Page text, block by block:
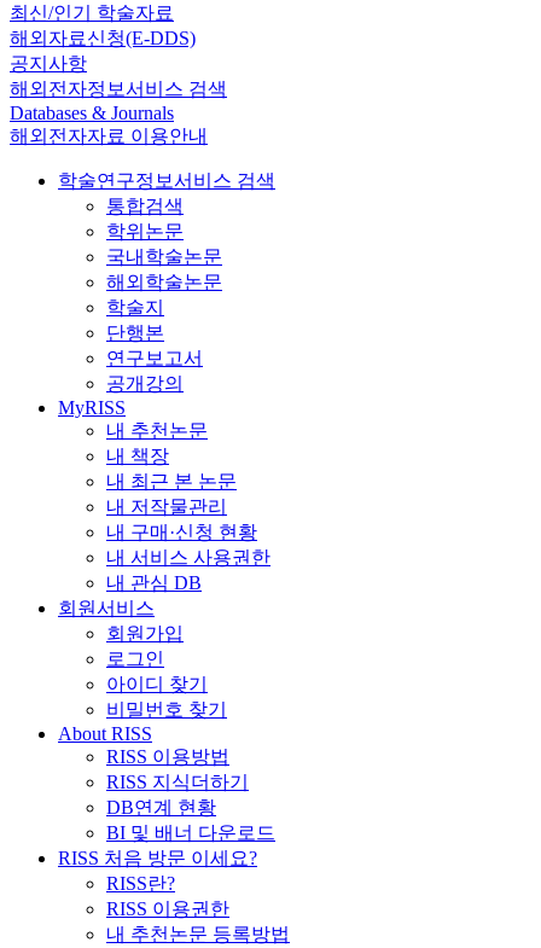
최신/인기 학술자료
해외자료신청(E-DDS)
공지사항
해외전자정보서비스 검색
Databases & Journals
해외전자자료 이용안내
학술연구정보서비스 검색
통합검색
학위논문
국내학술논문
해외학술논문
학술지
단행본
연구보고서
공개강의
MyRISS
내 추천논문
내 책장
내 최근 본 논문
내 저작물관리
내 구매·신청 현황
내 서비스 사용권한
내 관심 DB
회원서비스
회원가입
로그인
아이디 찾기
비밀번호 찾기
About RISS
RISS 이용방법
RISS 지식더하기
DB연계 현황
BI 및 배너 다운로드
RISS 처음 방문 이세요?
RISS란?
RISS 이용권한
내 추천논문 등록방법